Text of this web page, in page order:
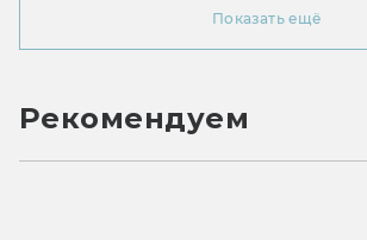
Показать ещё
Рекомендуем